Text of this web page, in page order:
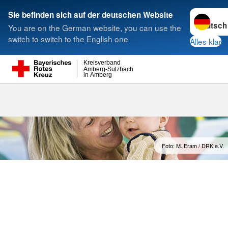
Sie befinden sich auf der deutschen Website
You are on the German website, you can use the
switch to switch to the English one
Sprache
Alles klar
in Amberg
Amberg-Sulzbach
Kreisverband
Suche
Foto: M. Eram / DRK e.V.